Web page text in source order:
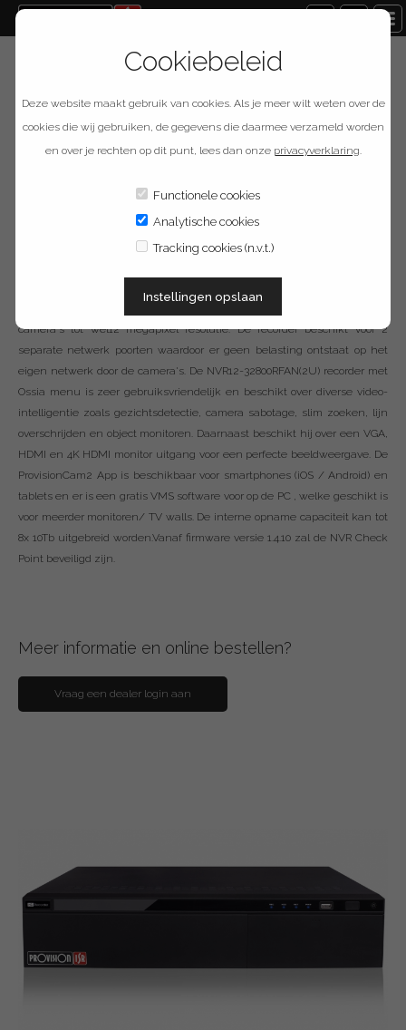
Terug naar overzicht
Provision ISR NVR12-
32800RFAN(2U)
camera's tot wel12 megapixel resolutie. De recorder beschikt voor 2
separate netwerk poorten waardoor er geen belasting ontstaat op het
eigen netwerk door de camera's. De NVR12-32800RFAN(2U) recorder met
Ossia menu is zeer gebruiksvriendelijk en beschikt over diverse video-
intelligentie zoals gezichtsdetectie, camera sabotage, slim zoeken, lijn
overschrijden en object monitoren. Daarnaast beschikt hij over een VGA,
HDMI en 4K HDMI monitor uitgang voor een perfecte beeldweergave. De
ProvisionCam2 App is beschikbaar voor smartphones (iOS / Android) en
tablets en er is een gratis VMS software voor op de PC , welke geschikt is
voor meerder monitoren/ TV walls. De interne opname capaciteit kan tot
8x 10Tb uitgebreid worden.Vanaf firmware versie 1.4.10 zal de NVR Check
Point beveiligd zijn.
Meer informatie en online bestellen?
Vraag een dealer login aan
Cookiebeleid
Deze website maakt gebruik van cookies. Als je meer wilt weten over de
cookies die wij gebruiken, de gegevens die daarmee verzameld worden
en over je rechten op dit punt, lees dan onze privacyverklaring.
Functionele cookies
Analytische cookies
Tracking cookies (n.v.t.)
Instellingen opslaan